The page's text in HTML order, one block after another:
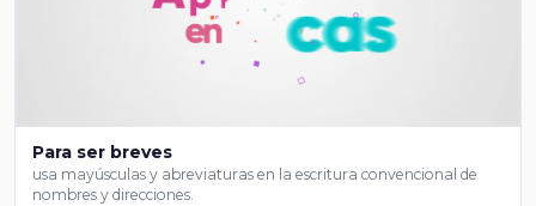
Para ser breves
usa mayúsculas y abreviaturas en la escritura convencional de
nombres y direcciones.